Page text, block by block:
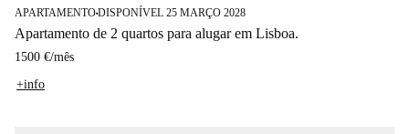
APARTAMENTO■DISPONÍVEL 25 MARÇO 2028
Apartamento de 2 quartos para alugar em Lisboa.
1500 €/mês
+info